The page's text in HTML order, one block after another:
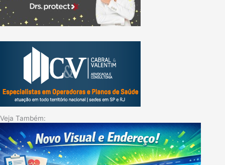
Veja Também: